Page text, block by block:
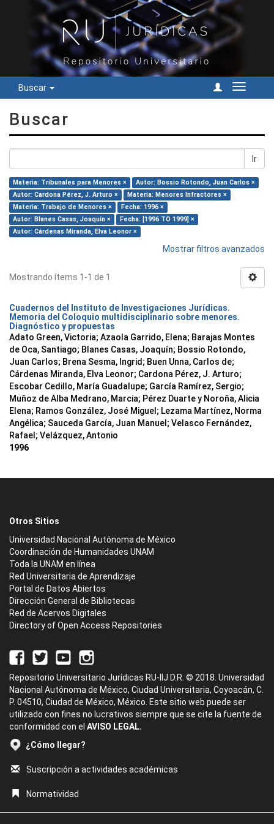
Buscar
Cambiar
Buscar
Ir
Materia: Tribunales para Menores ×
Autor: Bossio Rotondo, Juan Carlos ×
Autor: Cardona Pérez, J. Arturo ×
Materia: Menores Infractores ×
Materia: Trabajo de Menores ×
Fecha: 1996 ×
Autor: Blanes Casas, Joaquín ×
Fecha: [1996 TO 1999] ×
Autor: Cárdenas Miranda, Elva Leonor ×
Mostrar filtros avanzados
Mostrando ítems 1-1 de 1
Cuadernos del Instituto de Investigaciones Jurídicas.
Memoria del Coloquio multidisciplinario sobre menores.
Diagnóstico y propuestas
Adato Green, Victoria; Azaola Garrido, Elena; Barajas Montes
de Oca, Santiago; Blanes Casas, Joaquín; Bossio Rotondo,
Juan Carlos; Brena Sesma, Ingrid; Buen Unna, Carlos de;
Cárdenas Miranda, Elva Leonor; Cardona Pérez, J. Arturo;
Escobar Cedillo, María Guadalupe; García Ramírez, Sergio;
Muñoz de Alba Medrano, Marcia; Pérez Duarte y Noroña, Alicia
Elena; Ramos González, José Miguel; Lezama Martínez, Norma
Angélica; Sauceda García, Juan Manuel; Velasco Fernández,
Rafael; Velázquez, Antonio
1996
Otros Sitios
Universidad Nacional Autónoma de México
Coordinación de Humanidades UNAM
Toda la UNAM en línea
Red Universitaria de Aprendizaje
Portal de Datos Abiertos
Dirección General de Bibliotecas
Red de Acervos Digitales
Directory of Open Access Repositories
Repositorio Universitario Jurídicas RU-IIJ D.R. © 2018. Universidad
Nacional Autónoma de México, Ciudad Universitaria, Coyoacán, C.
P. 04510, Ciudad de México, México. Este sitio web puede ser
utilizado con fines no lucrativos siempre que se cite la fuente de
conformidad con el AVISO LEGAL.
¿Cómo llegar?
Suscripción a actividades académicas
Normatividad